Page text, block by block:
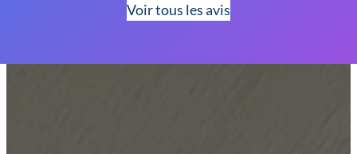
Voir tous les avis